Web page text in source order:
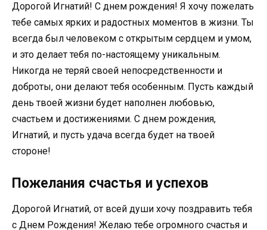
Дорогой Игнатий! С днем рождения! Я хочу пожелать
тебе самых ярких и радостных моментов в жизни. Ты
всегда был человеком с открытым сердцем и умом,
и это делает тебя по-настоящему уникальным.
Никогда не теряй своей непосредственности и
доброты, они делают тебя особенным. Пусть каждый
день твоей жизни будет наполнен любовью,
счастьем и достижениями. С днем рождения,
Игнатий, и пусть удача всегда будет на твоей
стороне!
Пожелания счастья и успехов
Дорогой Игнатий, от всей души хочу поздравить тебя
с Днем Рождения! Желаю тебе огромного счастья и